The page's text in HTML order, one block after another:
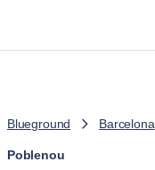
Blueground Barcelona
Poblenou